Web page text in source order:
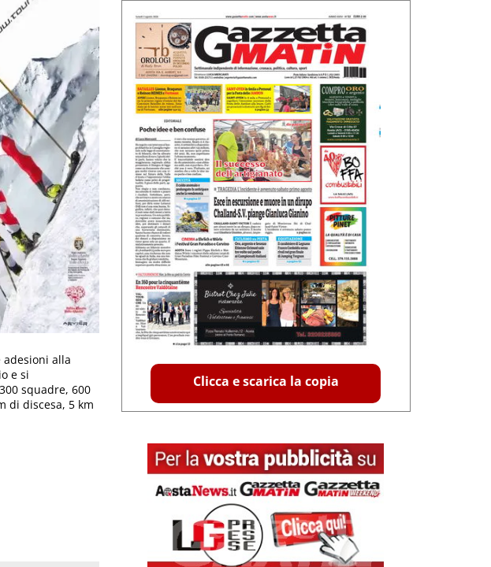
adesioni alla
e si
squadre, 600
di discesa, 5 km
Clicca e scarica la copia